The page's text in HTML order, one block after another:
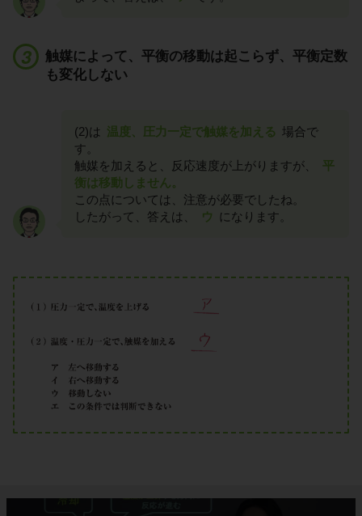
触媒によって、平衡の移動は起こらず、平衡定数
も変化しない
(2)は 温度、圧力一定で触媒を加える 場合で
す。
触媒を加えると、反応速度が上がりますが、
平
衡は移動しません。
この点については、注意が必要でしたね。
したがって、答えは、
ウ になります。